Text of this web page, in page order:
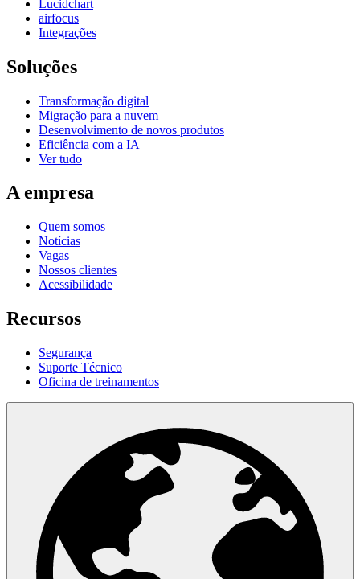
Lucidchart
airfocus
Integrações
Soluções
Transformação digital
Migração para a nuvem
Desenvolvimento de novos produtos
Eficiência com a IA
Ver tudo
A empresa
Quem somos
Notícias
Vagas
Nossos clientes
Acessibilidade
Recursos
Segurança
Suporte Técnico
Oficina de treinamentos